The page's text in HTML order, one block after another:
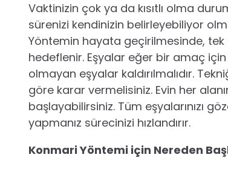
Vaktinizin çok ya da kısıtlı olma
sürenizi kendinizin belirleyebiliyor
Yöntemin hayata geçirilmesinde, tek
hedeflenir. Eşyalar eğer bir amaç
olmayan eşyalar kaldırılmalıdır.
göre karar vermelisiniz. Evin her
başlayabilirsiniz. Tüm eşyalarınızı
yapmanız sürecinizi hızlandırır.
Konmari Yöntemi için Nereden